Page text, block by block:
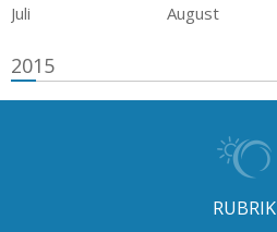
Juli
August
2015
RUBRIK